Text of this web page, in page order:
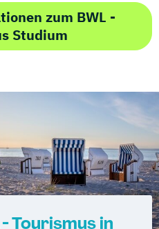
zum BWL -
Studium
Tourismus in